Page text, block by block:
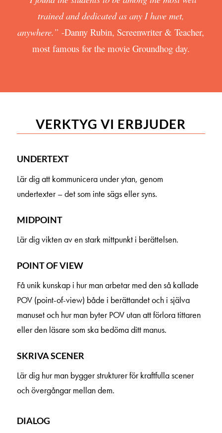
trained and dedicated as any I have met,
anywhere.”-Danny Rubin, Screenwriter & Teacher,
most famous for the movie Groundhog day.
VERKTYG VI ERBJUDER
UNDERTEXT
Lär dig att kommunicera under ytan, genom
undertexter – det som inte sägs eller syns.
MIDPOINT
Lär dig vikten av en stark mittpunkt i berättelsen.
POINT OF VIEW
Få unik kunskap i hur man arbetar med den så kallade
POV (point-of-view) både i berättandet och i själva
manuset och hur man byter POV utan att förlora tittaren
eller den läsare som ska bedöma ditt manus.
SKRIVA SCENER
Lär dig hur man bygger strukturer för kraftfulla scener
och övergångar mellan dem.
DIALOG